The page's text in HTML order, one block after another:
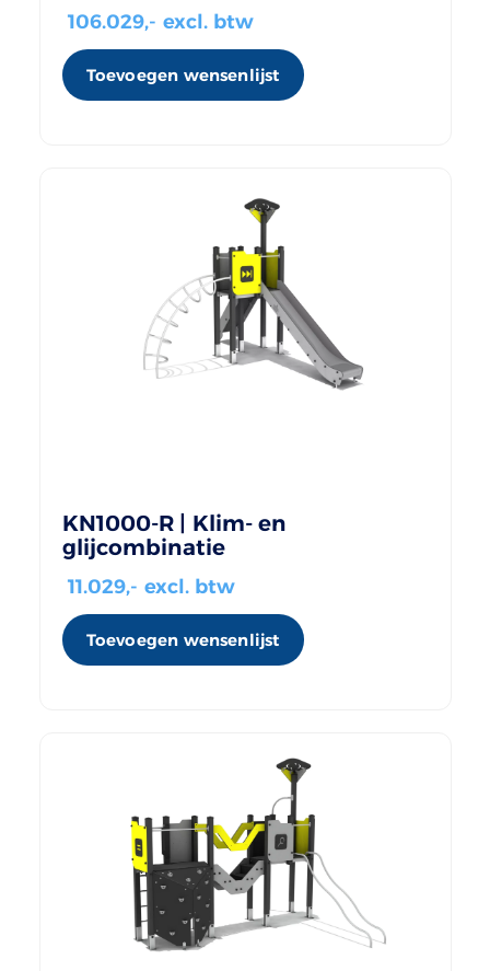
106.029,- excl. btw
Toevoegen wensenlijst
KN1000-R | Klim- en
glijcombinatie
11.029,- excl. btw
Toevoegen wensenlijst